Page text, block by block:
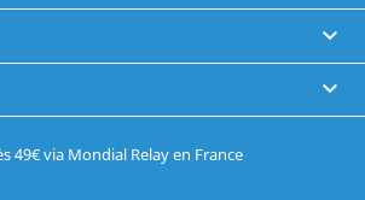


49€ via Mondial Relay en France